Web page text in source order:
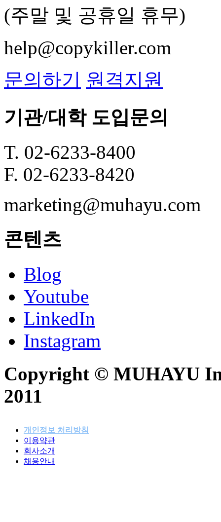
(주말 및 공휴일 휴무)
help@copykiller.com
문의하기 원격지원
기관/대학 도입문의
T. 02-6233-8400
F. 02-6233-8420
marketing@muhayu.com
콘텐츠
Blog
Youtube
LinkedIn
Instagram
Copyright © MUHAYU
2011
개인정보 처리방침
이용약관
회사소개
채용안내